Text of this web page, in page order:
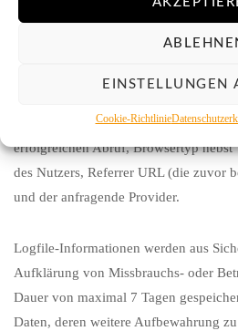
EINSTELLUNGEN
Cookie-Richtlinie
berechtigten Interessen im Sinne des
Daten über jeden Zugriff auf den
Uhrzeit des Abrufs, übertragene
erfolgreichen Abruf, Browsertyp nebst
des Nutzers, Referrer URL (die zuvor
und der anfragende Provider.
Logfile-Informationen werden aus
Aufklärung von Missbrauchs- oder
Dauer von maximal 7 Tagen
Daten, deren weitere Aufbewahrung